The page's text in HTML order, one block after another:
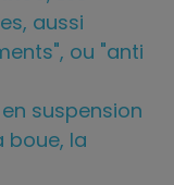
aussi
ou "anti
suspension
boue, la